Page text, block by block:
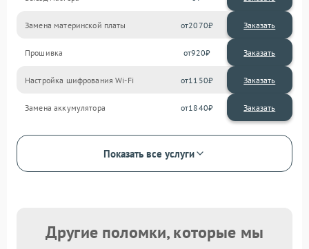
Замена материнской платы 2070
Прошивка 920
Настройка шифрования Wi-Fi 1150
Замена аккумулятора 1840
Показать все услуги
Другие поломки, которые мы